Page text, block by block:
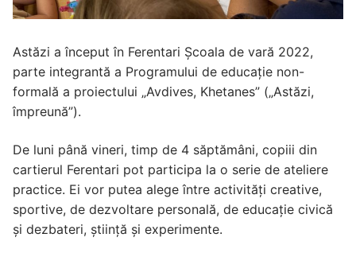
Astăzi a început în Ferentari Școala de vară 2022,
parte integrantă a Programului de educație non-
formală a proiectului „Avdives, Khetanes” („Astăzi,
împreună”).
De luni până vineri, timp de 4 săptămâni, copiii din
cartierul Ferentari pot participa la o serie de ateliere
practice. Ei vor putea alege între activități creative,
sportive, de dezvoltare personală, de educație civică
și dezbateri, știință și experimente.